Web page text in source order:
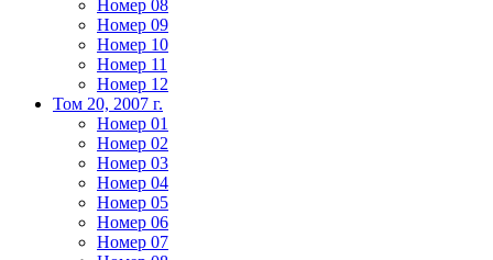
Номер 08
Номер 09
Номер 10
Номер 11
Номер 12
Том 20, 2007 г.
Номер 01
Номер 02
Номер 03
Номер 04
Номер 05
Номер 06
Номер 07